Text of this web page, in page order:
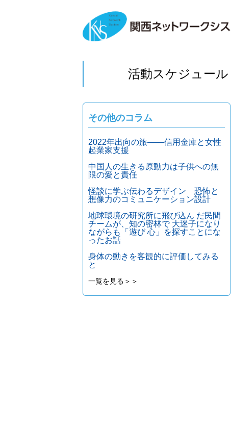
活動スケジュール
その他のコラム
2022年出向の旅───信用金庫と女性
起業家支援
中国人の生きる原動力は子供への無
限の愛と責任
怪談に学ぶ伝わるデザイン 恐怖と
想像力のコミュニケーション設計
地球環境の研究所に飛び込ん だ民間
チームが、知の密林で 大迷子になり
ながらも「遊び 心」を探すことにな
ったお話
身体の動きを客観的に評価してみる
と
一覧を見る＞＞